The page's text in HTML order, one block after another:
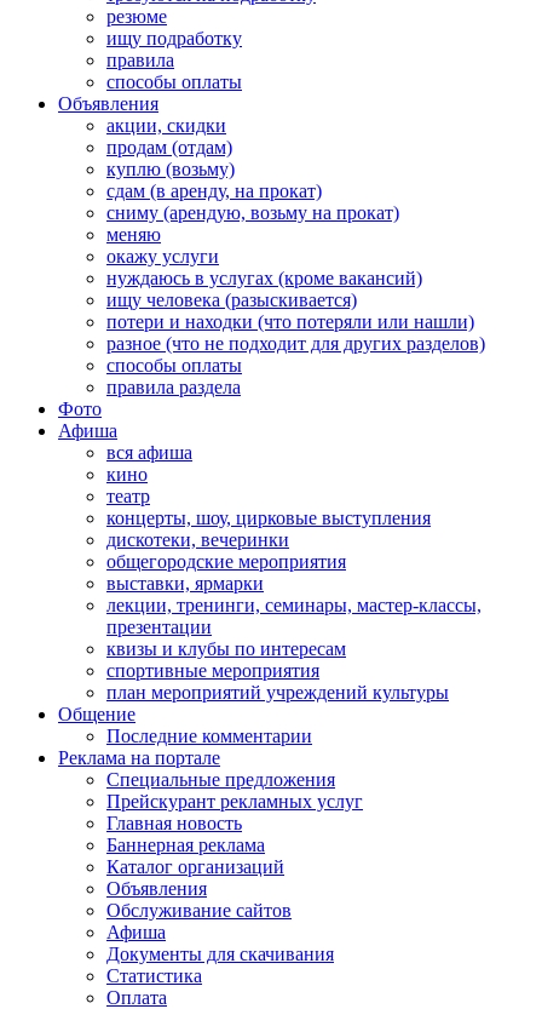
резюме
ищу подработку
правила
способы оплаты
Объявления
акции, скидки
продам (отдам)
куплю (возьму)
сдам (в аренду, на прокат)
сниму (арендую, возьму на прокат)
меняю
окажу услуги
нуждаюсь в услугах (кроме вакансий)
ищу человека (разыскивается)
потери и находки (что потеряли или нашли)
разное (что не подходит для других разделов)
способы оплаты
правила раздела
Фото
Афиша
вся афиша
кино
театр
концерты, шоу, цирковые выступления
дискотеки, вечеринки
общегородские мероприятия
выставки, ярмарки
лекции, тренинги, семинары, мастер-классы,
презентации
квизы и клубы по интересам
спортивные мероприятия
план мероприятий учреждений культуры
Общение
Последние комментарии
Реклама на портале
Специальные предложения
Прейскурант рекламных услуг
Главная новость
Баннерная реклама
Каталог организаций
Объявления
Обслуживание сайтов
Афиша
Документы для скачивания
Статистика
Оплата